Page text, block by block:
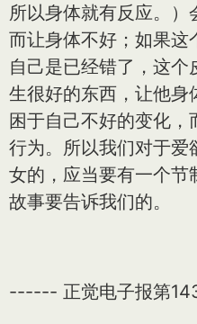
所以身体就有反应。
而让身体不好；如果这
自己是已经错了，这
生很好的东西，让他身
困于自己不好的变化，
行为。所以我们对于爱
女的，应当要有一个节
故事要告诉我们的。
------ 正觉电子报第